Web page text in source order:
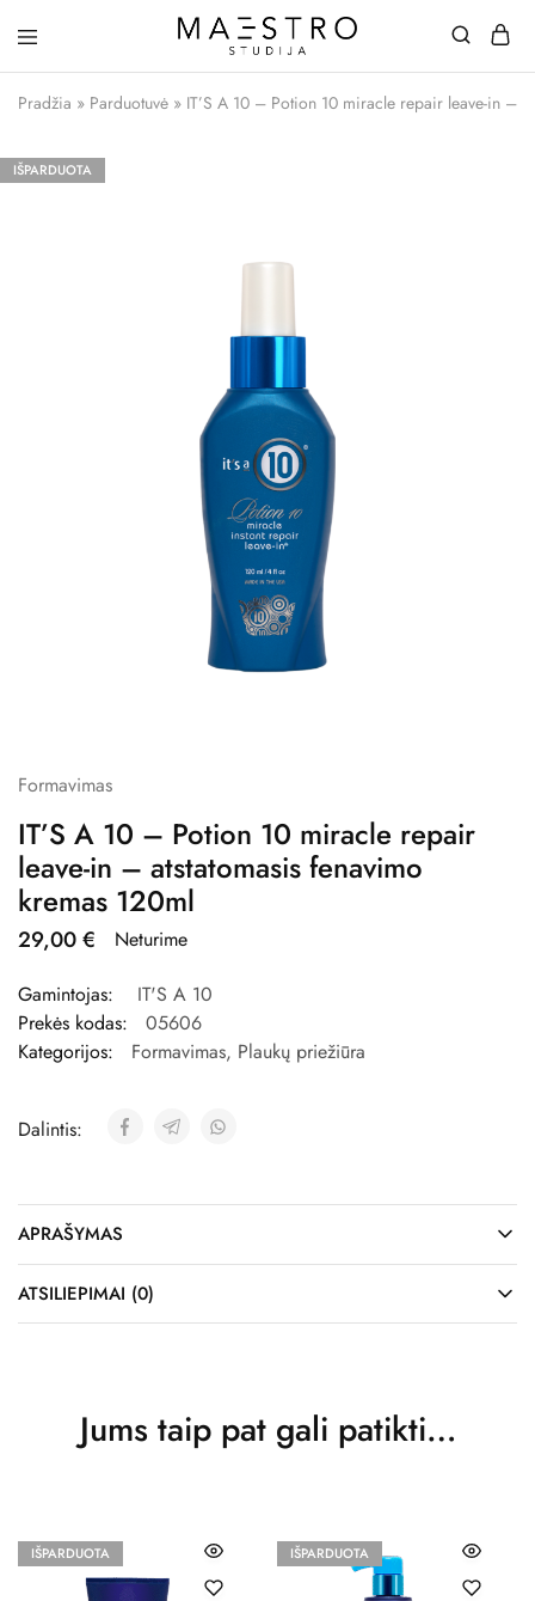
Studija
Pradžia » Parduotuvė » IT’S A 10 – Potion 10 miracle repair leave-in –
IŠPARDUOTA
Formavimas
IT’S A 10 – Potion 10 miracle repair
leave-in – atstatomasis fenavimo
kremas 120ml
29,00€
Neturime
Gamintojas:
IT'S A 10
Prekės kodas:
05606
Kategorijos:
Formavimas, Plaukų priežiūra
Dalintis:
APRAŠYMAS
ATSILIEPIMAI (0)
Jums taip pat gali patikti…
IŠPARDUOTA IŠPARDUOTA